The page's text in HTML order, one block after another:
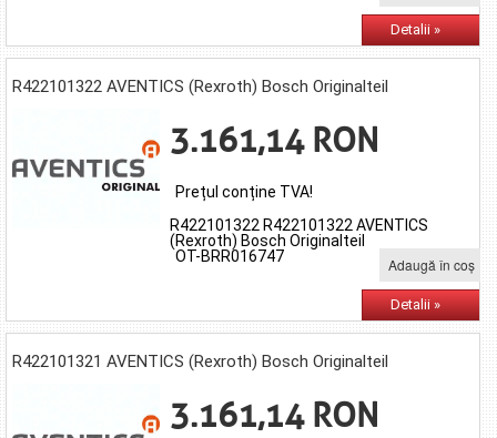
Detalii »
R422101322 AVENTICS (Rexroth) Bosch Originalteil
3.161,14 RON
Prețul conține TVA!
R422101322 R422101322 AVENTICS
(Rexroth) Bosch Originalteil
OT-BRR016747
Adaugă în coş
Detalii »
R422101321 AVENTICS (Rexroth) Bosch Originalteil
3.161,14 RON